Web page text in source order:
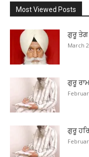
Most Viewed Posts
ਗੁਰੂ ਤੇਗ
March
ਗੁਰੂ
ਗੁਰੂ